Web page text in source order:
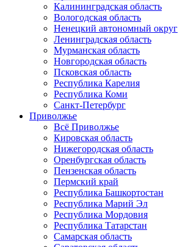
Калининградская область
Вологодская область
Ненецкий автономный округ
Ленинградская область
Мурманская область
Новгородская область
Псковская область
Республика Карелия
Республика Коми
Санкт-Петербург
Приволжье
Всё Приволжье
Кировская область
Нижегородская область
Оренбургская область
Пензенская область
Пермский край
Республика Башкортостан
Республика Марий Эл
Республика Мордовия
Республика Татарстан
Самарская область